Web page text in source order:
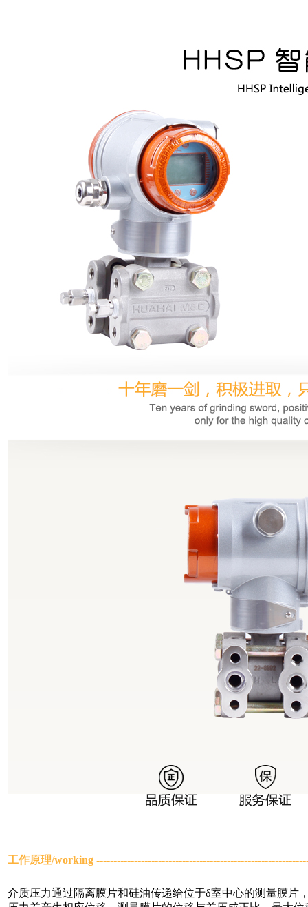
工作原理/working
介质压力通过隔离膜片和硅油传递给位于δ室中心的测量膜片